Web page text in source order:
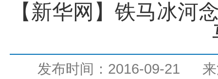
【新华网】铁马冰河
发布时间：2016-09-21